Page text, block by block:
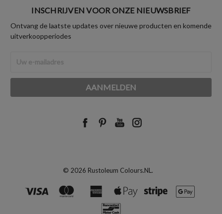
INSCHRIJVEN VOOR ONZE NIEUWSBRIEF
Ontvang de laatste updates over nieuwe producten en komende
uitverkoopperiodes
mailadres
© 2026 Rustoleum Colours.NL.